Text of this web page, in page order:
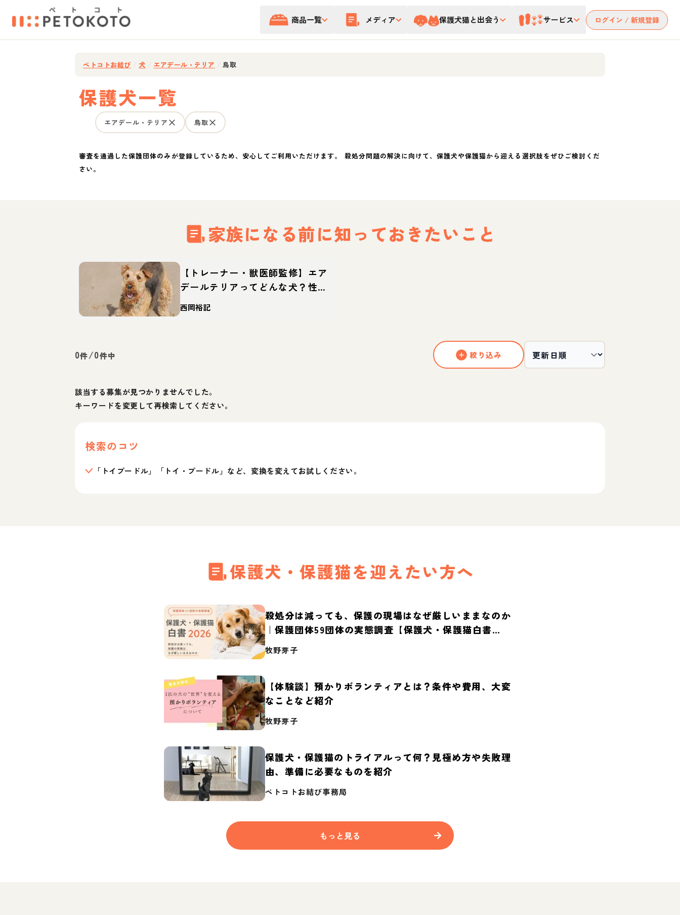
商品一覧 メディア 保護犬猫と出会う サービス ログイン / 新規登録
ペトコトお結び 犬 エアデール・テリア 鳥取
保護犬一覧
エアデール・テリア 鳥取
審査を通過した保護団体のみが登録しているため、安心してご利用いただけます。 殺処分問題の解決に向けて、保護犬や保護猫から迎える選択肢をぜひご検討くだ
さい。
家族になる前に知っておきたいこと
【トレーナー・獣医師監修】エア
デールテリアってどんな犬？性
格・特徴・育て方・迎え方
西岡裕記
0件/0件中 絞り込み
該当する募集が見つかりませんでした。
キーワードを変更して再検索してください。
検索のコツ
「トイプードル」「トイ・プードル」など、変換を変えてお試しください。
保護犬・保護猫を迎えたい方へ
殺処分は減っても、保護の現場はなぜ厳しいままなのか
｜保護団体59団体の実態調査【保護犬・保護猫白書
2026】
牧野芽子
【体験談】預かりボランティアとは？条件や費用、大変
なことなど紹介
牧野芽子
保護犬・保護猫のトライアルって何？見極め方や失敗理
由、準備に必要なものを紹介
ペトコトお結び事務局
もっと見る